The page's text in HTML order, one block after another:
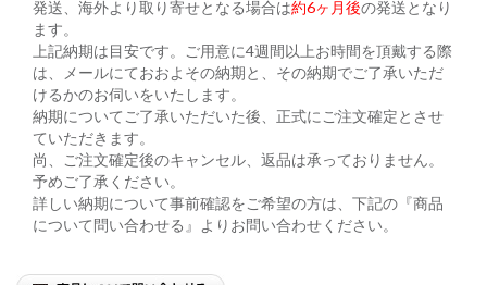
発送、海外より取り寄せとなる場合は約6ヶ月後の発送となり
ます。
上記納期は目安です。ご用意に4週間以上お時間を頂戴する際
は、メールにておおよその納期と、その納期でご了承いただ
けるかのお伺いをいたします。
納期についてご了承いただいた後、正式にご注文確定とさせ
ていただきます。
尚、ご注文確定後のキャンセル、返品は承っておりません。
予めご了承ください。
詳しい納期について事前確認をご希望の方は、下記の『商品
について問い合わせる』よりお問い合わせください。